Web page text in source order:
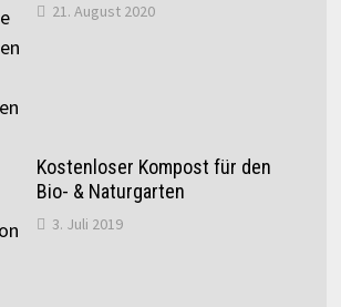
21. August 2020
Kostenloser Kompost für den
Bio- & Naturgarten
3. Juli 2019